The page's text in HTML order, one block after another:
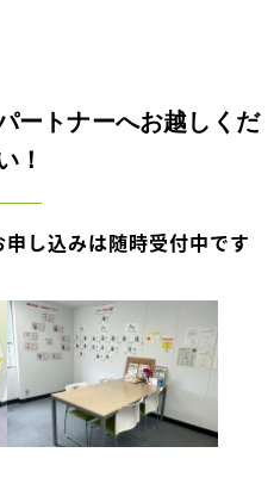
ートナーへお越しくだ
！
し込みは随時受付中です